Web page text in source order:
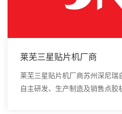
莱芜三星贴片机厂商
莱芜三星贴片机厂商苏州深尼瑞
自主研发、生产制造及销售点胶